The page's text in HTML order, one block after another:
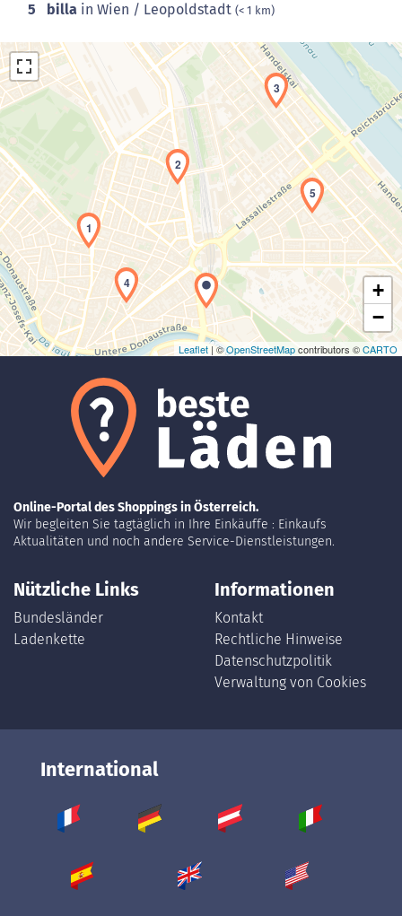
5 billa in Wien / Leopoldstadt (< 1 km)
Laden der Karte...
1
2
3
4
5
+
−
Leaflet | ©OpenStreetMapcontributors ©CARTO
Online-Portal des Shoppings in Österreich.
Wir begleiten Sie tagtäglich in Ihre Einkäuffe : Einkaufs
Aktualitäten und noch andere Service-Dienstleistungen.
Nützliche Links
Bundesländer
Ladenkette
Informationen
Kontakt
Rechtliche Hinweise
Datenschutzpolitik
Verwaltung von Cookies
International